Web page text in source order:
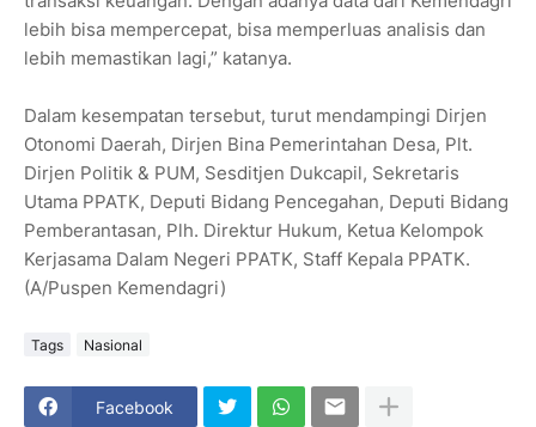
lebih bisa mempercepat, bisa memperluas analisis dan
lebih memastikan lagi,” katanya.
Dalam kesempatan tersebut, turut mendampingi Dirjen
Otonomi Daerah, Dirjen Bina Pemerintahan Desa, Plt.
Dirjen Politik & PUM, Sesditjen Dukcapil, Sekretaris
Utama PPATK, Deputi Bidang Pencegahan, Deputi Bidang
Pemberantasan, Plh. Direktur Hukum, Ketua Kelompok
Kerjasama Dalam Negeri PPATK, Staff Kepala PPATK.
(A/Puspen Kemendagri)
Tags Nasional
Facebook